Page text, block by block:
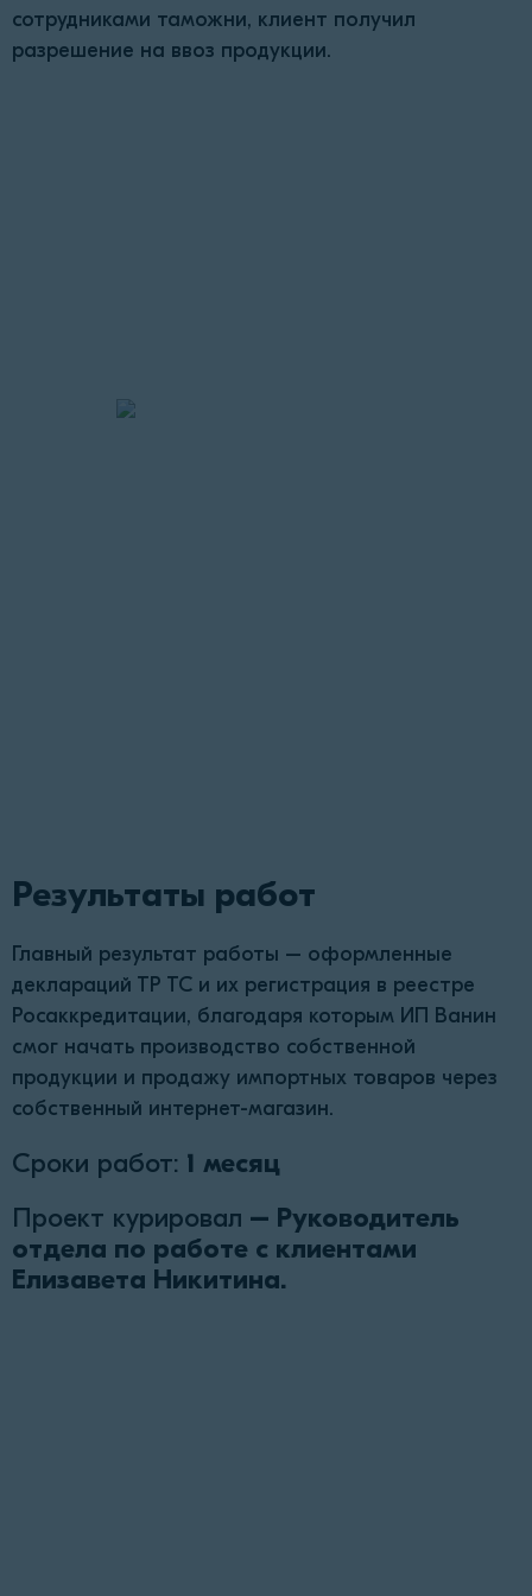
сотрудниками таможни, клиент получил
разрешение на ввоз продукции.
Результаты работ
Главный результат работы – оформленные
деклараций ТР ТС и их регистрация в реестре
Росаккредитации, благодаря которым ИП Ванин
смог начать производство собственной
продукции и продажу импортных товаров через
собственный интернет-магазин.
Сроки работ: 1 месяц
Проект курировал – Руководитель
отдела по работе с клиентами
Елизавета Никитина.